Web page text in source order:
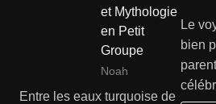
et Mythologie
en Petit
Groupe
Noah
Entre les eaux turquoise de
Le
bien